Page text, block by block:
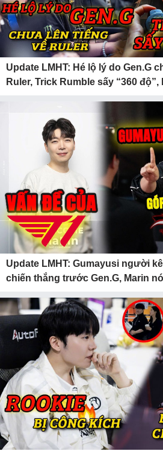
Update LMHT: Hé lộ lý do Gen.G
Ruler, Trick Rumble sấy “360
Update LMHT: Gumayusi người
chiến thắng trước Gen.G, Marin